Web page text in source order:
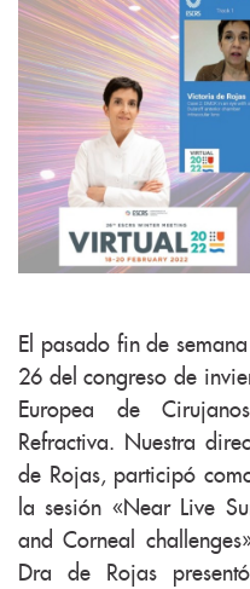
El pasado fin de
26 del congreso de
Europea de
Refractiva. Nuestra
de Rojas, participó
la sesión «Near Live
and Corneal
Dra de Rojas